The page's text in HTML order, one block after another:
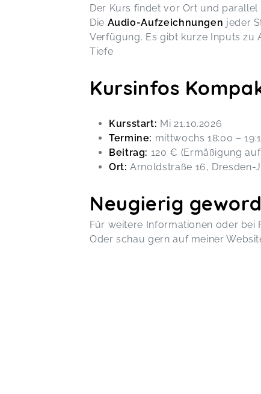
Der Kurs findet vor Ort und parallel
Die Audio-Aufzeichnungen jeder
Verfügung. Es gibt kurze Inputs zu
Tiefe
Kursinfos
Kursstart: Mi 21.10.2026
Termine: mittwochs 18:00 –
Beitrag: 120 € (Ermäßigung
Ort: Arnoldstraße 16, Dresden-
Neugierig
Für weitere Informationen oder bei
Oder schau gern auf meiner